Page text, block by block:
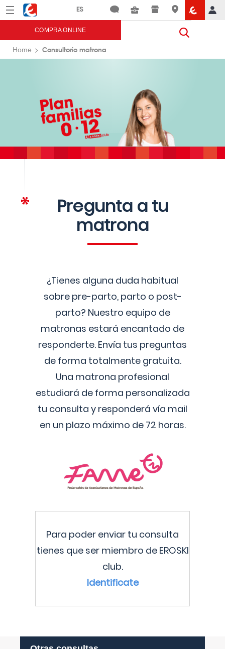
Menú Eroski
COMPRA ONLINE
Home Consultorio matrona
Pregunta a tu
matrona
¿Tienes alguna duda habitual
sobre pre-parto, parto o post-
parto? Nuestro equipo de
matronas estará encantado de
responderte. Envía tus preguntas
de forma totalmente gratuita.
Una matrona profesional
estudiará de forma personalizada
tu consulta y responderá vía mail
en un plazo máximo de 72 horas.
Para poder enviar tu consulta
tienes que ser miembro de EROSKI
club.
Identificate